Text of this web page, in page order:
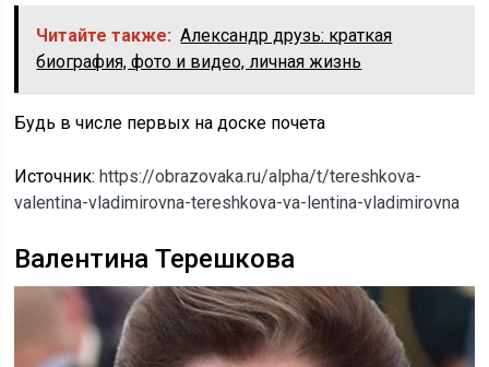
Читайте также: Александр друзь: краткая
биография, фото и видео, личная жизнь
Будь в числе первых на доске почета
Источник:https://obrazovaka.ru/alpha/t/tereshkova-
valentina-vladimirovna-tereshkova-va-lentina-vladimirovna
Валентина Терешкова